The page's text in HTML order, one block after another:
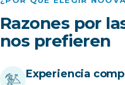
Razones por
nos prefieren
Experiencia